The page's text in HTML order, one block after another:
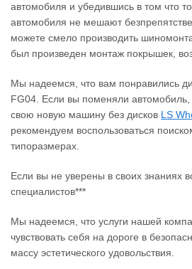
автомобиля и убедившись в том что
автомобиля не мешают
можете смело производить
был произведен монтаж покрышек,
Мы надеемся, что вам понравились
FG04. Если вы поменяли автомобиль,
свою новую машину без дисков LS
рекомендуем воспользоваться
типоразмерах.
Если вы не уверены в своих знаниях
специалистов***
Мы надеемся, что услуги нашей
чувствовать себя на дороге в
массу эстетического удовольствия.